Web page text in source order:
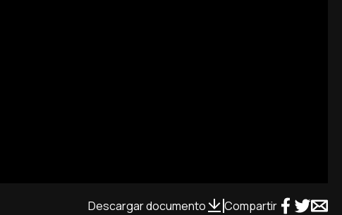
Descargar documento Compartir